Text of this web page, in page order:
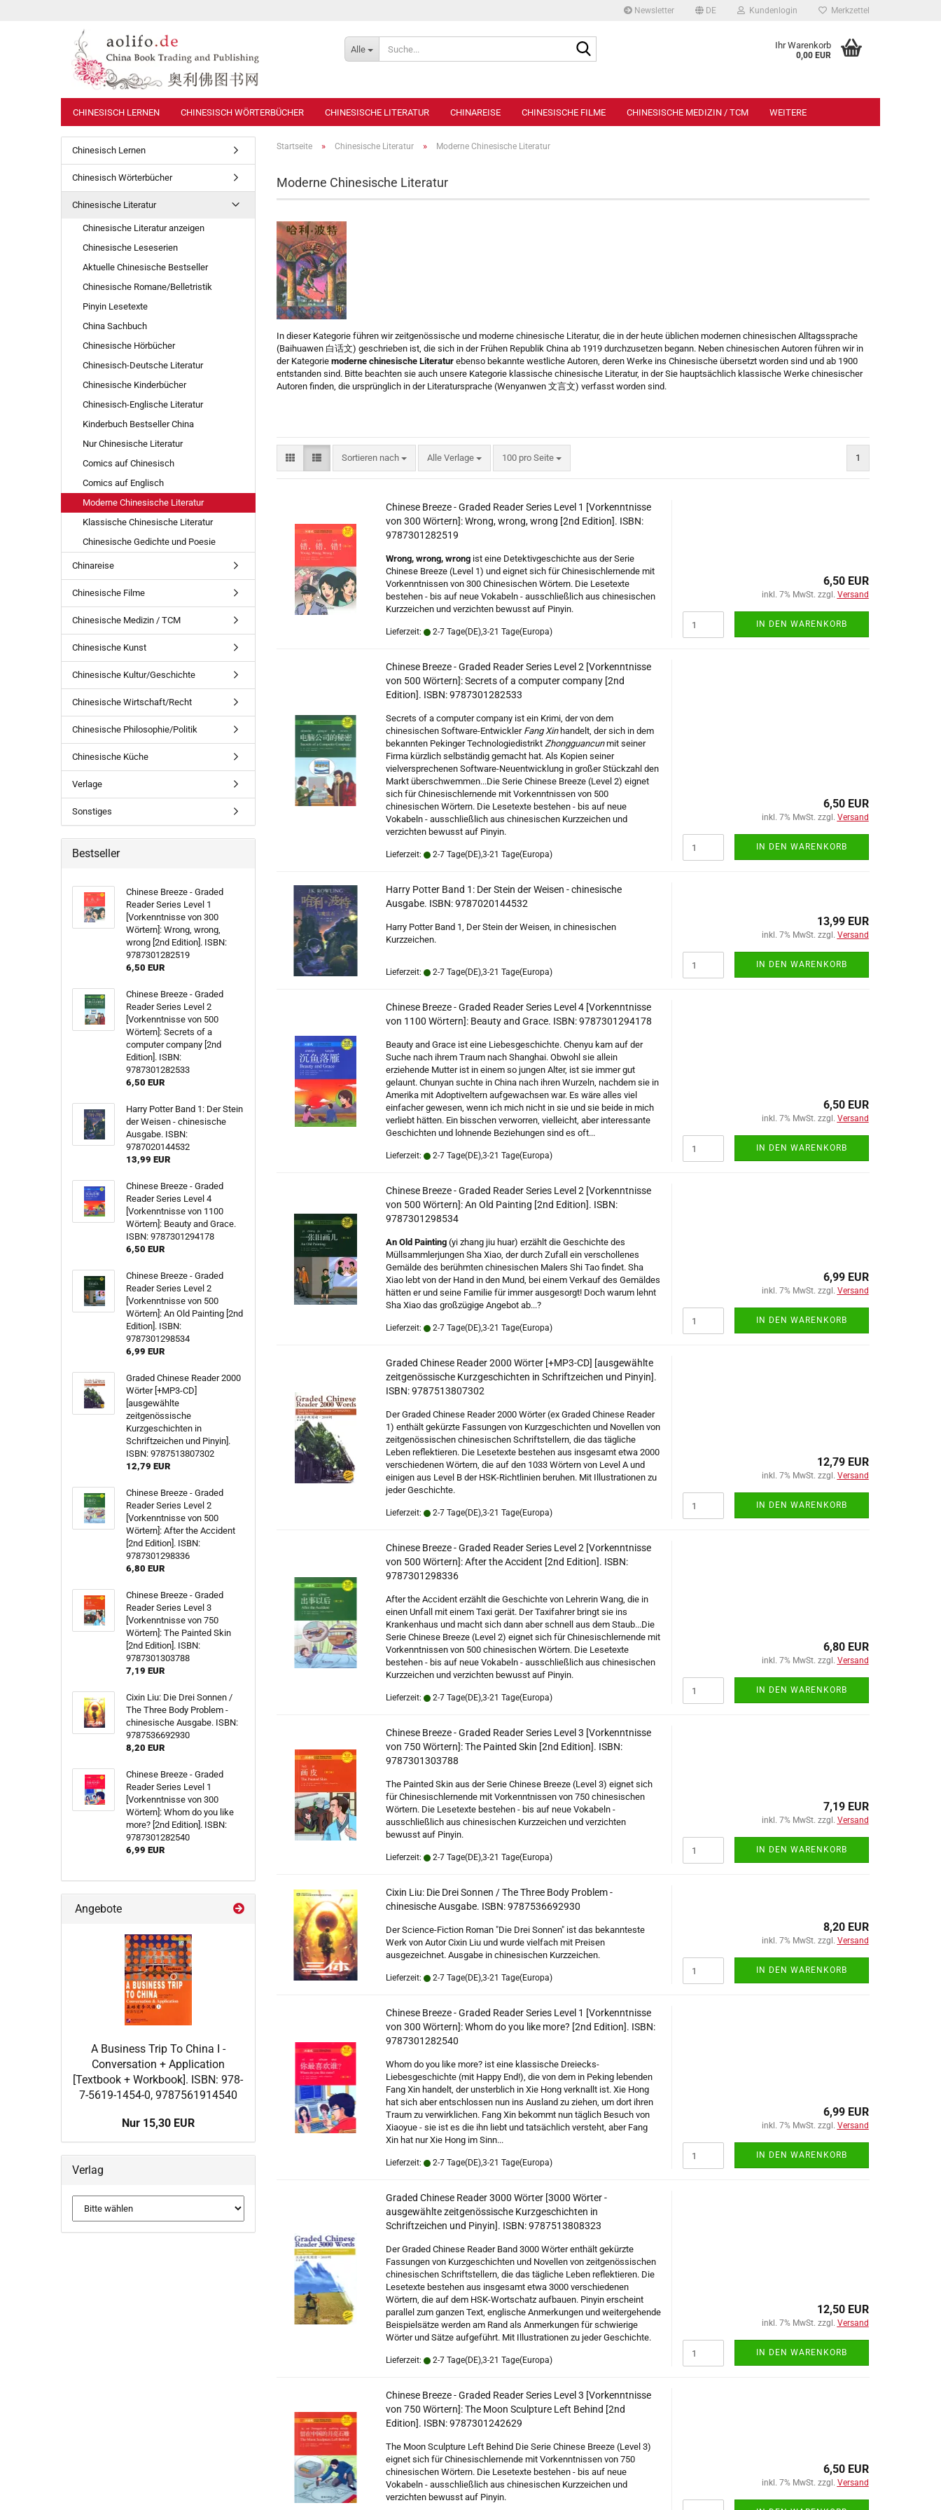
Newsletter DE Kundenlogin Merkzettel
Alle Ihr Warenkorb
0,00 EUR
CHINESISCH LERNEN CHINESISCH WÖRTERBÜCHER CHINESISCHE LITERATUR CHINAREISE CHINESISCHE FILME CHINESISCHE MEDIZIN / TCM WEITERE
Startseite » Chinesische Literatur » Moderne Chinesische Literatur
Moderne Chinesische Literatur
In dieser Kategorie führen wir zeitgenössische und moderne chinesische Literatur, die in der heute üblichen modernen chinesischen Alltagssprache
(Baihuawen 白话文) geschrieben ist, die sich in der Frühen Republik China ab 1919 durchzusetzen begann. Neben chinesischen Autoren führen wir in
der Kategorie moderne chinesische Literaturebenso bekannte westliche Autoren, deren Werke ins Chinesische übersetzt worden sind und ab 1900
entstanden sind. Bitte beachten sie auch unsere Kategorie klassische chinesische Literatur, in der Sie hauptsächlich klassische Werke chinesischer
Autoren finden, die ursprünglich in der Literatursprache (Wenyanwen 文言文) verfasst worden sind.
Sortieren nach
Sortieren nach Alle Verlage 100 pro Seite
pro Seite 1
Chinese Breeze - Graded Reader Series Level 1 [Vorkenntnisse
von 300 Wörtern]: Wrong, wrong, wrong [2nd Edition]. ISBN:
9787301282519
Wrong, wrong, wrongist eine Detektivgeschichte aus der Serie
Chinese Breeze (Level 1) und eignet sich für Chinesischlernende mit
Vorkenntnissen von 300 Chinesischen Wörtern. Die Lesetexte
bestehen - bis auf neue Vokabeln - ausschließlich aus chinesischen
Kurzzeichen und verzichten bewusst auf Pinyin.
Lieferzeit: 2-7 Tage(DE),3-21 Tage(Europa)
6,50 EUR
inkl. 7% MwSt. zzgl. Versand
IN DEN WARENKORB
Chinese Breeze - Graded Reader Series Level 2 [Vorkenntnisse
von 500 Wörtern]: Secrets of a computer company [2nd
Edition]. ISBN: 9787301282533
Secrets of a computer company ist ein Krimi, der von dem
chinesischen Software-Entwickler Fang Xinhandelt, der sich in dem
bekannten Pekinger Technologiedistrikt Zhongguancunmit seiner
Firma kürzlich selbständig gemacht hat. Als Kopien seiner
vielversprechenen Software-Neuentwicklung in großer Stückzahl den
Markt überschwemmen...Die Serie Chinese Breeze (Level 2) eignet
sich für Chinesischlernende mit Vorkenntnissen von 500
chinesischen Wörtern. Die Lesetexte bestehen - bis auf neue
Vokabeln - ausschließlich aus chinesischen Kurzzeichen und
verzichten bewusst auf Pinyin.
Lieferzeit: 2-7 Tage(DE),3-21 Tage(Europa)
6,50 EUR
inkl. 7% MwSt. zzgl. Versand
IN DEN WARENKORB
Harry Potter Band 1: Der Stein der Weisen - chinesische
Ausgabe. ISBN: 9787020144532
Harry Potter Band 1, Der Stein der Weisen, in chinesischen
Kurzzeichen.
Lieferzeit: 2-7 Tage(DE),3-21 Tage(Europa)
13,99 EUR
inkl. 7% MwSt. zzgl. Versand
IN DEN WARENKORB
Chinese Breeze - Graded Reader Series Level 4 [Vorkenntnisse
von 1100 Wörtern]: Beauty and Grace. ISBN: 9787301294178
Beauty and Grace ist eine Liebesgeschichte. Chenyu kam auf der
Suche nach ihrem Traum nach Shanghai. Obwohl sie allein
erziehende Mutter ist in einem so jungen Alter, ist sie immer gut
gelaunt. Chunyan suchte in China nach ihren Wurzeln, nachdem sie in
Amerika mit Adoptiveltern aufgewachsen war. Es wäre alles viel
einfacher gewesen, wenn ich mich nicht in sie und sie beide in mich
verliebt hätten. Ein bisschen verworren, vielleicht, aber interessante
Geschichten und lohnende Beziehungen sind es oft...
Lieferzeit: 2-7 Tage(DE),3-21 Tage(Europa)
6,50 EUR
inkl. 7% MwSt. zzgl. Versand
IN DEN WARENKORB
Chinese Breeze - Graded Reader Series Level 2 [Vorkenntnisse
von 500 Wörtern]: An Old Painting [2nd Edition]. ISBN:
9787301298534
An Old Painting(yi zhang jiu huar) erzählt die Geschichte des
Müllsammlerjungen Sha Xiao, der durch Zufall ein verschollenes
Gemälde des berühmten chinesischen Malers Shi Tao findet. Sha
Xiao lebt von der Hand in den Mund, bei einem Verkauf des Gemäldes
hätten er und seine Familie für immer ausgesorgt! Doch warum lehnt
Sha Xiao das großzügige Angebot ab...?
Lieferzeit: 2-7 Tage(DE),3-21 Tage(Europa)
6,99 EUR
inkl. 7% MwSt. zzgl. Versand
IN DEN WARENKORB
Graded Chinese Reader 2000 Wörter [+MP3-CD] [ausgewählte
zeitgenössische Kurzgeschichten in Schriftzeichen und Pinyin].
ISBN: 9787513807302
Der Graded Chinese Reader 2000 Wörter (ex Graded Chinese Reader
1) enthält gekürzte Fassungen von Kurzgeschichten und Novellen von
zeitgenössischen chinesischen Schriftstellern, die das tägliche
Leben reflektieren. Die Lesetexte bestehen aus insgesamt etwa 2000
verschiedenen Wörtern, die auf den 1033 Wörtern von Level A und
einigen aus Level B der HSK-Richtlinien beruhen. Mit Illustrationen zu
jeder Geschichte.
Lieferzeit: 2-7 Tage(DE),3-21 Tage(Europa)
12,79 EUR
inkl. 7% MwSt. zzgl. Versand
IN DEN WARENKORB
Chinese Breeze - Graded Reader Series Level 2 [Vorkenntnisse
von 500 Wörtern]: After the Accident [2nd Edition]. ISBN:
9787301298336
After the Accident erzählt die Geschichte von Lehrerin Wang, die in
einen Unfall mit einem Taxi gerät. Der Taxifahrer bringt sie ins
Krankenhaus und macht sich dann aber schnell aus dem Staub...Die
Serie Chinese Breeze (Level 2) eignet sich für Chinesischlernende mit
Vorkenntnissen von 500 chinesischen Wörtern. Die Lesetexte
bestehen - bis auf neue Vokabeln - ausschließlich aus chinesischen
Kurzzeichen und verzichten bewusst auf Pinyin.
Lieferzeit: 2-7 Tage(DE),3-21 Tage(Europa)
6,80 EUR
inkl. 7% MwSt. zzgl. Versand
IN DEN WARENKORB
Chinese Breeze - Graded Reader Series Level 3 [Vorkenntnisse
von 750 Wörtern]: The Painted Skin [2nd Edition]. ISBN:
9787301303788
The Painted Skin aus der Serie Chinese Breeze (Level 3) eignet sich
für Chinesischlernende mit Vorkenntnissen von 750 chinesischen
Wörtern. Die Lesetexte bestehen - bis auf neue Vokabeln -
ausschließlich aus chinesischen Kurzzeichen und verzichten
bewusst auf Pinyin.
Lieferzeit: 2-7 Tage(DE),3-21 Tage(Europa)
7,19 EUR
inkl. 7% MwSt. zzgl. Versand
IN DEN WARENKORB
Cixin Liu: Die Drei Sonnen / The Three Body Problem -
chinesische Ausgabe. ISBN: 9787536692930
Der Science-Fiction Roman "Die Drei Sonnen" ist das bekannteste
Werk von Autor Cixin Liu und wurde vielfach mit Preisen
ausgezeichnet. Ausgabe in chinesischen Kurzzeichen.
Lieferzeit: 2-7 Tage(DE),3-21 Tage(Europa)
8,20 EUR
inkl. 7% MwSt. zzgl. Versand
IN DEN WARENKORB
Chinese Breeze - Graded Reader Series Level 1 [Vorkenntnisse
von 300 Wörtern]: Whom do you like more? [2nd Edition]. ISBN:
9787301282540
Whom do you like more? ist eine klassische Dreiecks-
Liebesgeschichte (mit Happy End!), die von dem in Peking lebenden
Fang Xin handelt, der unsterblich in Xie Hong verknallt ist. Xie Hong
hat sich aber entschlossen nun ins Ausland zu ziehen, um dort ihren
Traum zu verwirklichen. Fang Xin bekommt nun täglich Besuch von
Xiaoyue - sie ist es die ihn liebt und tatsächlich versteht, aber Fang
Xin hat nur Xie Hong im Sinn...
Lieferzeit: 2-7 Tage(DE),3-21 Tage(Europa)
6,99 EUR
inkl. 7% MwSt. zzgl. Versand
IN DEN WARENKORB
Graded Chinese Reader 3000 Wörter [3000 Wörter -
ausgewählte zeitgenössische Kurzgeschichten in
Schriftzeichen und Pinyin]. ISBN: 9787513808323
Der Graded Chinese Reader Band 3000 Wörter enthält gekürzte
Fassungen von Kurzgeschichten und Novellen von zeitgenössischen
chinesischen Schriftstellern, die das tägliche Leben reflektieren. Die
Lesetexte bestehen aus insgesamt etwa 3000 verschiedenen
Wörtern, die auf dem HSK-Wortschatz aufbauen. Pinyin erscheint
parallel zum ganzen Text, englische Anmerkungen und weitergehende
Beispielsätze werden am Rand als Anmerkungen für schwierige
Wörter und Sätze aufgeführt. Mit Illustrationen zu jeder Geschichte.
Lieferzeit: 2-7 Tage(DE),3-21 Tage(Europa)
12,50 EUR
inkl. 7% MwSt. zzgl. Versand
IN DEN WARENKORB
Chinese Breeze - Graded Reader Series Level 3 [Vorkenntnisse
von 750 Wörtern]: The Moon Sculpture Left Behind [2nd
Edition]. ISBN: 9787301242629
The Moon Sculpture Left Behind Die Serie Chinese Breeze (Level 3)
eignet sich für Chinesischlernende mit Vorkenntnissen von 750
chinesischen Wörtern. Die Lesetexte bestehen - bis auf neue
Vokabeln - ausschließlich aus chinesischen Kurzzeichen und
verzichten bewusst auf Pinyin.
6,50 EUR
inkl. 7% MwSt. zzgl. Versand
Chinesisch Lernen
Chinesisch Wörterbücher
Chinesische Literatur
Chinesische Literatur anzeigen
Chinesische Leseserien
Aktuelle Chinesische Bestseller
Chinesische Romane/Belletristik
Pinyin Lesetexte
China Sachbuch
Chinesische Hörbücher
Chinesisch-Deutsche Literatur
Chinesische Kinderbücher
Chinesisch-Englische Literatur
Kinderbuch Bestseller China
Nur Chinesische Literatur
Comics auf Chinesisch
Comics auf Englisch
Moderne Chinesische Literatur
Klassische Chinesische Literatur
Chinesische Gedichte und Poesie
Chinareise
Chinesische Filme
Chinesische Medizin / TCM
Chinesische Kunst
Chinesische Kultur/Geschichte
Chinesische Wirtschaft/Recht
Chinesische Philosophie/Politik
Chinesische Küche
Verlage
Sonstiges
Bestseller
Chinese Breeze - Graded
Reader Series Level 1
[Vorkenntnisse von 300
Wörtern]: Wrong, wrong,
wrong [2nd Edition]. ISBN:
9787301282519
6,50 EUR
Chinese Breeze - Graded
Reader Series Level 2
[Vorkenntnisse von 500
Wörtern]: Secrets of a
computer company [2nd
Edition]. ISBN:
9787301282533
6,50 EUR
Harry Potter Band 1: Der Stein
der Weisen - chinesische
Ausgabe. ISBN:
9787020144532
13,99 EUR
Chinese Breeze - Graded
Reader Series Level 4
[Vorkenntnisse von 1100
Wörtern]: Beauty and Grace.
ISBN: 9787301294178
6,50 EUR
Chinese Breeze - Graded
Reader Series Level 2
[Vorkenntnisse von 500
Wörtern]: An Old Painting [2nd
Edition]. ISBN:
9787301298534
6,99 EUR
Graded Chinese Reader 2000
Wörter [+MP3-CD]
[ausgewählte
zeitgenössische
Kurzgeschichten in
Schriftzeichen und Pinyin].
ISBN: 9787513807302
12,79 EUR
Chinese Breeze - Graded
Reader Series Level 2
[Vorkenntnisse von 500
Wörtern]: After the Accident
[2nd Edition]. ISBN:
9787301298336
6,80 EUR
Chinese Breeze - Graded
Reader Series Level 3
[Vorkenntnisse von 750
Wörtern]: The Painted Skin
[2nd Edition]. ISBN:
9787301303788
7,19 EUR
Cixin Liu: Die Drei Sonnen /
The Three Body Problem -
chinesische Ausgabe. ISBN:
9787536692930
8,20 EUR
Chinese Breeze - Graded
Reader Series Level 1
[Vorkenntnisse von 300
Wörtern]: Whom do you like
more? [2nd Edition]. ISBN:
9787301282540
6,99 EUR
Angebote
A Business Trip To China I -
Conversation + Application
[Textbook + Workbook]. ISBN: 978-
7-5619-1454-0, 9787561914540
Nur 15,30 EUR
Verlag